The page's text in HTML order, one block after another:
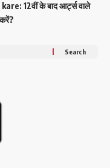
kare: 12वीं के बाद आर्ट्स वाले